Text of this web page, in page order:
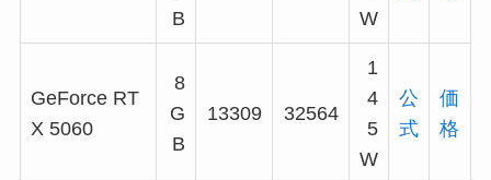
B
W
GeForce RT
X 5060
8
G
B
13309 32564
1
4
5
W
公
式
価
格